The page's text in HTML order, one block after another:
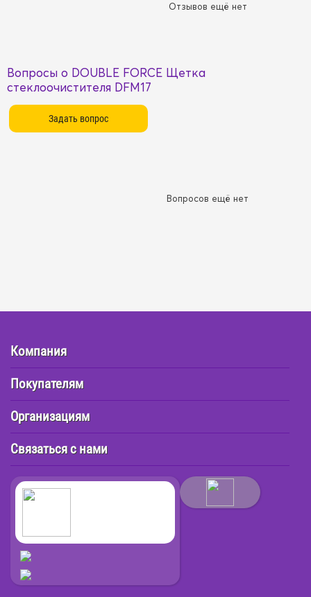
Отзывов ещё нет
Вопросы о DOUBLE FORCE Щетка
стеклоочистителя DFM17
Вопросов ещё нет
Компания
Покупателям
Организациям
Связаться с нами